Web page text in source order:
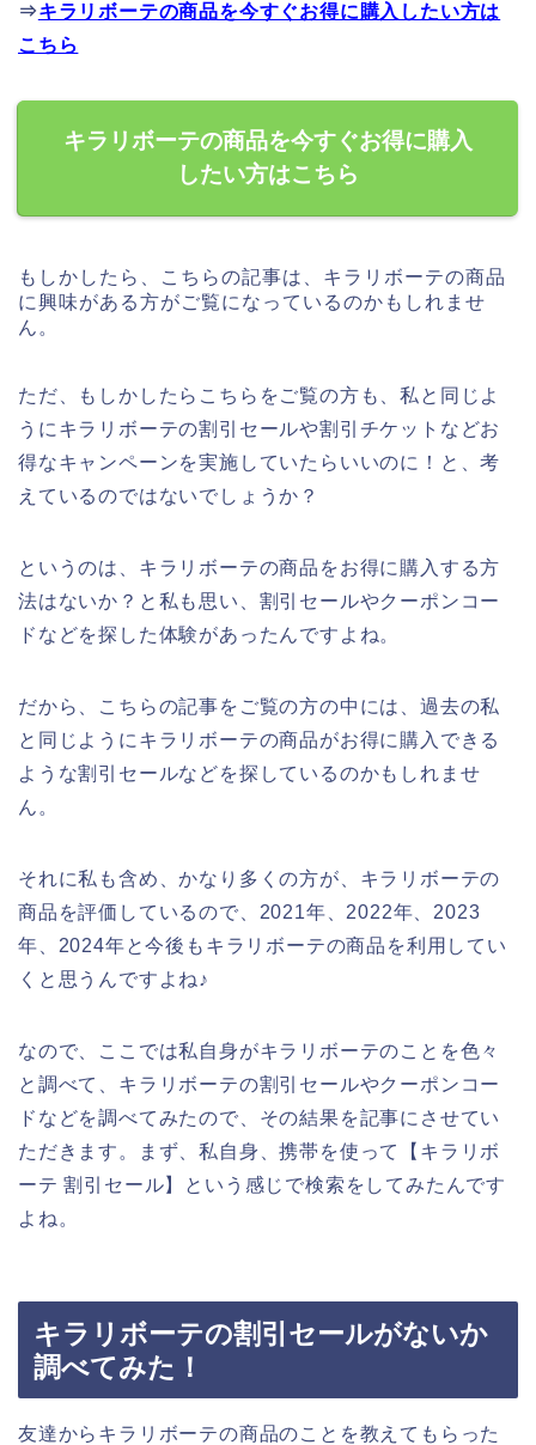
⇒キラリボーテの商品を今すぐお得に購入したい方は
こちら
キラリボーテの商品を今すぐお得に購入
したい方はこちら
もしかしたら、こちらの記事は、キラリボーテの商品
に興味がある方がご覧になっているのかもしれませ
ん。
ただ、もしかしたらこちらをご覧の方も、私と同じよ
うにキラリボーテの割引セールや割引チケットなどお
得なキャンペーンを実施していたらいいのに！と、考
えているのではないでしょうか？
というのは、キラリボーテの商品をお得に購入する方
法はないか？と私も思い、割引セールやクーポンコー
ドなどを探した体験があったんですよね。
だから、こちらの記事をご覧の方の中には、過去の私
と同じようにキラリボーテの商品がお得に購入できる
ような割引セールなどを探しているのかもしれませ
ん。
それに私も含め、かなり多くの方が、キラリボーテの
商品を評価しているので、2021年、2022年、2023
年、2024年と今後もキラリボーテの商品を利用してい
くと思うんですよね♪
なので、ここでは私自身がキラリボーテのことを色々
と調べて、キラリボーテの割引セールやクーポンコー
ドなどを調べてみたので、その結果を記事にさせてい
ただきます。まず、私自身、携帯を使って【キラリボ
ーテ 割引セール】という感じで検索をしてみたんです
よね。
キラリボーテの割引セールがないか
調べてみた！
友達からキラリボーテの商品のことを教えてもらった